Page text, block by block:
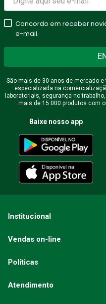
Concordo em receber
e-mail.
São mais de 30 anos de mercado e
especializada na
laboratoriais, segurança no
mais de 15.000 produtos com
Baixe nosso app
Institucional
Vendas on-line
Políticas
Atendimento